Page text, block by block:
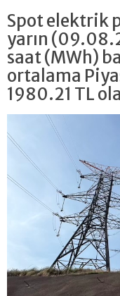
Spot elektrik
yarın
saat (MWh)
ortalama
1980.21 TL